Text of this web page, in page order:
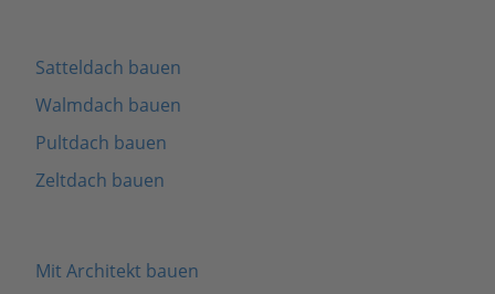
Satteldach bauen
Walmdach bauen
Pultdach bauen
Zeltdach bauen
Mit Architekt bauen